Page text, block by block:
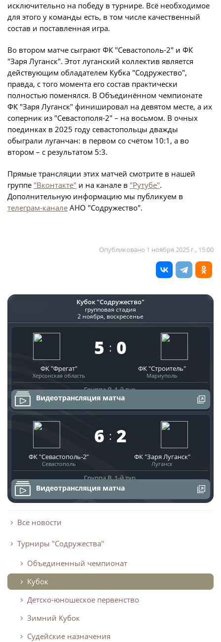
Команды
Игроки
Дисквалификации
Новости
О турнире
Турнир Объединенного чемпионата по
футболу "Содружество" среди юношей
2009-2010 годов рождения (U-17)
Турнирная таблица
Статистика
Турнир Объединенного Чемпионата по
футболу "Содружество" среди юношей
2011-2012 годов рождения (U-15)
Календарь и результаты матчей
Турнирная таблица
Команды
Дисквалификации
О турнире
Архив турниров
Регламентирующие документы
Контрольно-дисциплинарный комитет
Документы
Учредительные документы
Регламентирующие документы
Опубликовано 1 ноября 2025 г., 15:00
Кубок "Содружество"
групповая стадия
2 ноября, воскресенье
ФК "Фрегат"
Херсонская область
ФК "Строитель"
Мариуполь
5 : 0
Группа B. 1-й тур.
СК "Арена-Крым"
Видеотрансляция матча
ФК "Севастополь-2"
Севастополь
ФК "Заря Луганск"
Луганск
6 : 2
Группа B. 1-й тур.
СК "Арена-Крым"
(Евпатория)
Видеотрансляция матча
Все новости
Турниры "Содружества"
Объединенный чемпионат
Кубок
Детско-юношеское первенство
Зимний Кубок
Судейские назначения
исключительно на победу в турнире. Всё необходимое
для этого у команды есть, в том числе качественный
состав и поставленная игра.
Во втором матче сыграют ФК "Севастополь-2" и ФК
"Заря Луганск". Этот луганский коллектив является
действующим обладателем Кубка "Содружество",
правда, с того момента его состав практически
полностью поменялся. В Объединённом чемпионате
ФК "Заря Луганск" финишировал на девятом месте, а их
соперник из "Севастополя-2" – на восьмом. В очных
поединках в 2025 году севастопольцы дважды
обыграли луганчан: в первом со счётом 10:1, а во
втором – с результатом 5:3.
Прямые трансляции этих матчей смотрите в нашей
группе "Вконтакте" и на канале в "Рутубе".
Дополнительную информацию мы публикуем в
телеграм-каналеАНО "Содружество".